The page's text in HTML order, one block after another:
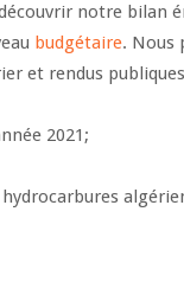
notre bilan
budgétaire. Nous
et rendus
2021;